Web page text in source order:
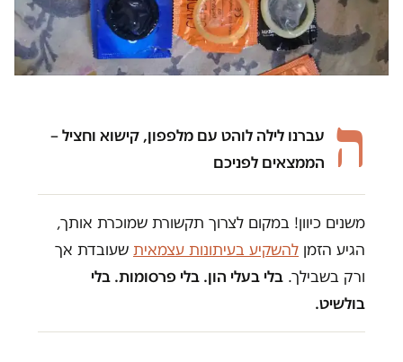
ה
עברנו לילה לוהט עם מלפפון, קישוא וחציל –
הממצאים לפניכם
משנים כיוון! במקום לצרוך תקשורת שמוכרת אותך,
הגיע הזמן להשקיע בעיתונות עצמאית שעובדת אך
ורק בשבילך. בלי בעלי הון. בלי פרסומות. בלי
בולשיט.